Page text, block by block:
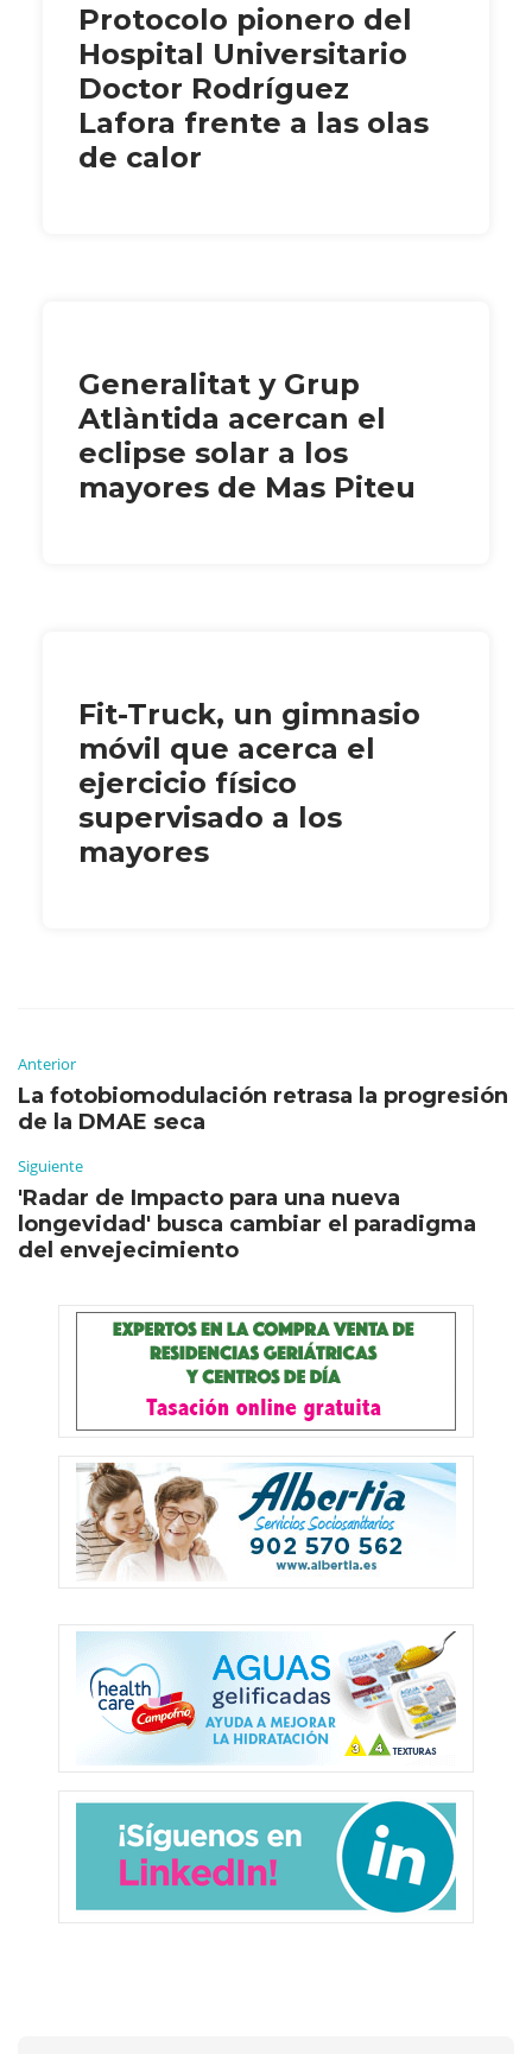
Protocolo pionero del
Hospital Universitario
Doctor Rodríguez
Lafora frente a las olas
de calor
Generalitat y Grup
Atlàntida acercan el
eclipse solar a los
mayores de Mas Piteu
Fit-Truck, un gimnasio
móvil que acerca el
ejercicio físico
supervisado a los
mayores
Anterior
La fotobiomodulación retrasa la progresión
de la DMAE seca
Siguiente
'Radar de Impacto para una nueva
longevidad' busca cambiar el paradigma
del envejecimiento